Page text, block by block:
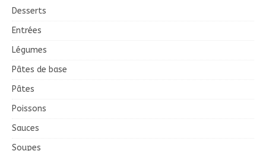
Desserts
Entrées
Légumes
Pâtes de base
Pâtes
Poissons
Sauces
Soupes